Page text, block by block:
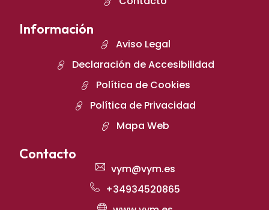
Información
Aviso Legal
Declaración de Accesibilidad
Política de Cookies
Política de Privacidad
Mapa Web
Contacto
vym@vym.es
+34934520865